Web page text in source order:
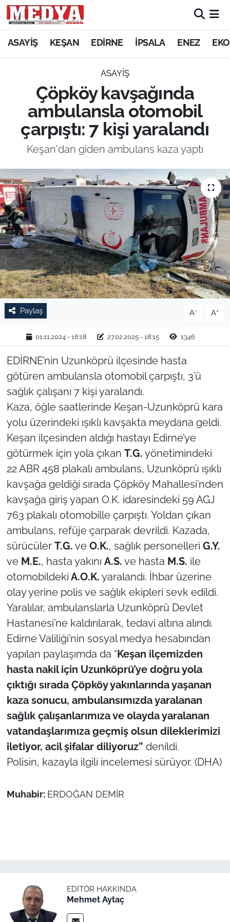
ASAYİŞ KEŞAN EDİRNE İPSALA ENEZ
ASAYİŞ
Çöpköy kavşağında
ambulansla otomobil
çarpıştı: 7 kişi yaralandı
Keşan'dan giden ambulans kaza yaptı
Paylaş A- A+
01.11.2024 - 16:18 27.02.2025 - 18:15 1346
EDİRNE’nin Uzunköprü ilçesinde hasta
götüren ambulansla otomobil çarpıştı, 3’ü
sağlık çalışanı 7 kişi yaralandı.
Kaza, öğle saatlerinde Keşan-Uzunköprü kara
yolu üzerindeki ışıklı kavşakta meydana geldi.
Keşan ilçesinden aldığı hastayı Edirne’ye
götürmek için yola çıkan T.G. yönetimindeki
22 ABR 458 plakalı ambulans, Uzunköprü ışıklı
kavşağa geldiği sırada Çöpköy Mahallesi’nden
kavşağa giriş yapan O.K. idaresindeki 59 AGJ
763 plakalı otomobille çarpıştı. Yoldan çıkan
ambulans, refüje çarparak devrildi. Kazada,
sürücüler T.G. ve O.K., sağlık personelleri G.Y.
ve M.E., hasta yakını A.S. ve hasta M.S. ile
otomobildeki A.O.K. yaralandı. İhbar üzerine
olay yerine polis ve sağlık ekipleri sevk edildi.
Yaralılar, ambulanslarla Uzunköprü Devlet
Hastanesi’ne kaldırılarak, tedavi altına alındı.
Edirne Valiliği’nin sosyal medya hesabından
yapılan paylaşımda da “Keşan ilçemizden
hasta nakil için Uzunköprü’ye doğru yola
çıktığı sırada Çöpköy yakınlarında yaşanan
kaza sonucu, ambulansımızda yaralanan
sağlık çalışanlarımıza ve olayda yaralanan
vatandaşlarımıza geçmiş olsun dileklerimizi
iletiyor, acil şifalar diliyoruz” denildi.
Polisin, kazayla ilgili incelemesi sürüyor. (DHA)
Muhabir: ERDOĞAN DEMİR
EDITÖR HAKKINDA
Mehmet Aytaç
KEŞAN
ASAYİŞ
SİYASET
GÜNDEM
EKONOMİ
SAĞLIK
EĞİTİM
TARIM VE HAYVANCILIK
KÜLTÜR SANAT
RESMİ İLAN
YAŞAM
EDİRNE
TEKİRDAĞ
KIRKLARELİ
ÇANAKKALE
TÜRKİYE
Bölge
Güvenlik
Genel
Politika
Flaş Haber
Dış Haberler
Magazin
Bilim Teknoloji
English News
Finans